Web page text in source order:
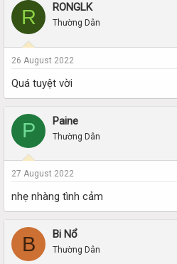
R RONGLK
Thường Dân
26 August 2022
Quá tuyệt vời
P Paine
Thường Dân
27 August 2022
nhẹ nhàng tình cảm
B Bi Nổ
Thường Dân